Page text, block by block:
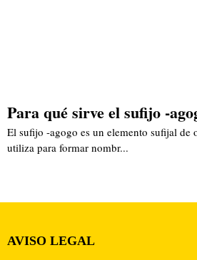
Para qué sirve el sufijo -
El sufijo -agogo es un elemento sufijal de
utiliza para formar nombr...
AVISO LEGAL